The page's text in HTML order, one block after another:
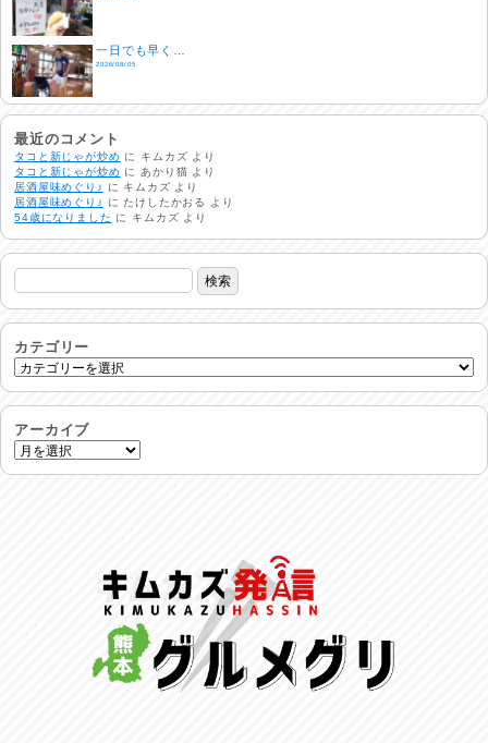
一日でも早く…
2026/08/05
酷暑日
2026/08/04
明日で一週間
2026/08/03
熱中症注意
2026/08/02
非常時には…
生活支援情報
土用丑の日♪
2026/07/28
反省会♪
最近のコメント
タコと新じゃが炒め に キムカズ より
タコと新じゃが炒め に あかり猫 より
居酒屋味めぐり♪
に キムカズ より
居酒屋味めぐり♪
にたけしたかおる
より
54歳になりました に キムカズ より
カテゴリー
アーカイブ